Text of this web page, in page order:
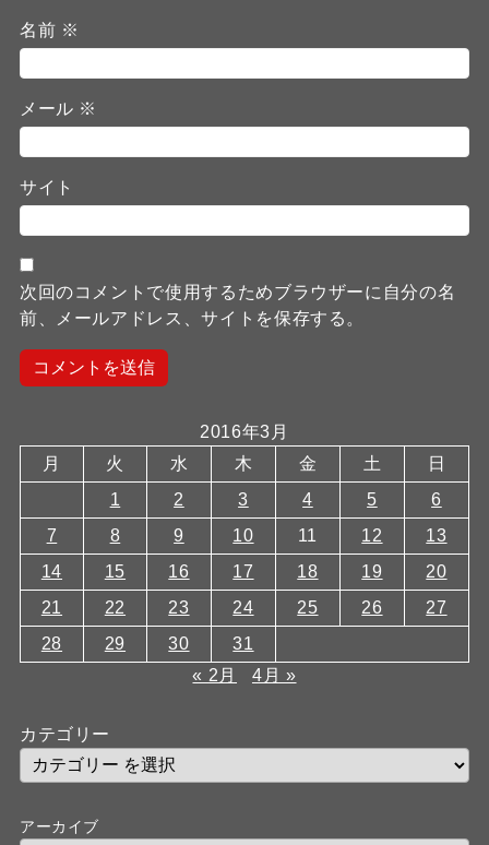
名前 ※
メール ※
サイト
次回のコメントで使用するためブラウザーに自分の名
前、メールアドレス、サイトを保存する。
2016年3月
月
火 水 木 金 土
日
1
2 3 4 5
6
7
8 9 10 11 12
13
14
15 16 17 18 19
20
21
22 23 24 25 26
27
28
29 30
31
« 2月
4月 »
カテゴリー
アーカイブ